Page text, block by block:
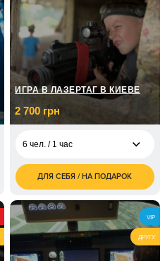
ИГРА В ЛАЗЕРТАГ В КИЕВЕ
2 700 грн
6 чел. / 1 час
2 700
грн
6 чел. / 2 часа
4 800
грн
ДЛЯ СЕБЯ / НА ПОДАРОК
VIP
ДРУГУ